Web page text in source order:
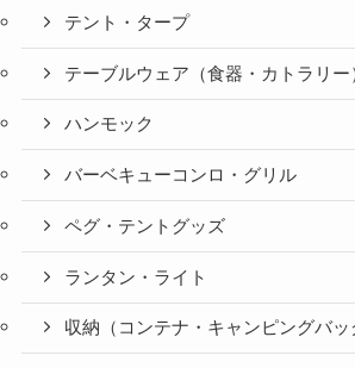
テント・タープ
テーブルウェア（食器・カトラリー
ハンモック
バーベキューコンロ・グリル
ペグ・テントグッズ
ランタン・ライト
収納（コンテナ・キャンピングバッ